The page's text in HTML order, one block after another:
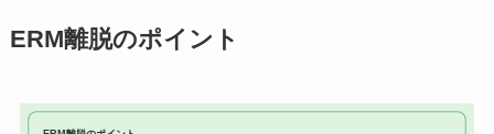
ERM離脱のポイント